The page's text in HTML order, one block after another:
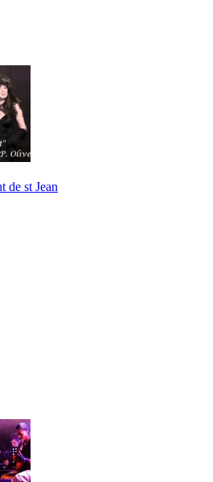
de st Jean